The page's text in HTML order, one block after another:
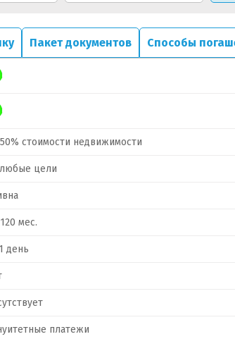
Пакет документов Способы
стоимости недвижимости
цели
мес.
день
платежи